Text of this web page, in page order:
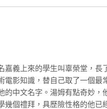
義上來的學生叫辜榮堂，長
電影知識，替自己取了一個最
的中文名字。湯姆有點奇妙，
幾個禮拜，具歷險性格的他已